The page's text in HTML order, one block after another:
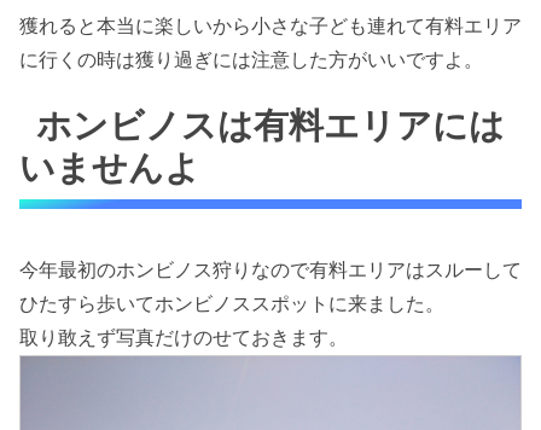
獲れると本当に楽しいから小さな子ども連れて有料エリア
に行くの時は獲り過ぎには注意した方がいいですよ。
ホンビノスは有料エリアには
いませんよ
今年最初のホンビノス狩りなので有料エリアはスルーして
ひたすら歩いてホンビノススポットに来ました。
取り敢えず写真だけのせておきます。